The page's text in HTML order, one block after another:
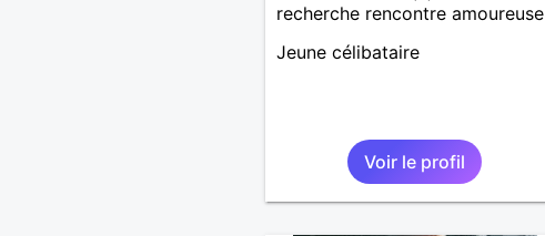
recherche rencontre amoureuse
Jeune célibataire
Voir le profil